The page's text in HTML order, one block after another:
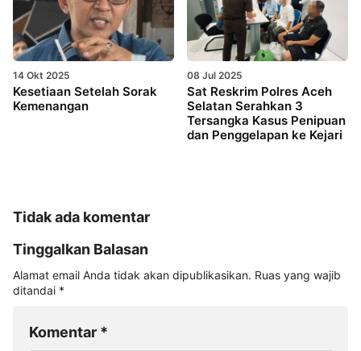
14 Okt 2025
Kesetiaan Setelah Sorak
Kemenangan
08 Jul 2025
Sat Reskrim Polres Aceh
Selatan Serahkan 3
Tersangka Kasus Penipuan
dan Penggelapan ke Kejari
Tidak ada komentar
Tinggalkan Balasan
Alamat email Anda tidak akan dipublikasikan. Ruas yang wajib
ditandai *
Komentar *